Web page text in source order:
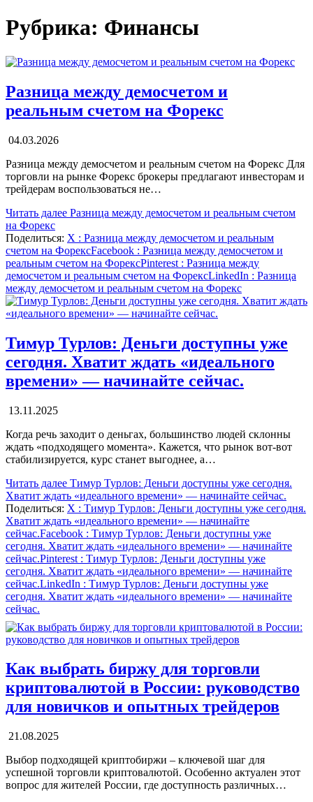
Рубрика: Финансы
Разница между демосчетом и
реальным счетом на Форекс
04.03.2026
Разница между демосчетом и реальным счетом на Форекс Для
торговли на рынке Форекс брокеры предлагают инвесторам и
трейдерам воспользоваться не…
Читать далее Разница между демосчетом и реальным счетом
на Форекс
Поделиться: X : Разница между демосчетом и реальным
счетом на ФорексFacebook : Разница между демосчетом и
реальным счетом на ФорексPinterest : Разница между
демосчетом и реальным счетом на ФорексLinkedIn : Разница
между демосчетом и реальным счетом на Форекс
Тимур Турлов: Деньги доступны уже
сегодня. Хватит ждать «идеального
времени» — начинайте сейчас.
13.11.2025
Когда речь заходит о деньгах, большинство людей склонны
ждать «подходящего момента». Кажется, что рынок вот-вот
стабилизируется, курс станет выгоднее, а…
Читать далее Тимур Турлов: Деньги доступны уже сегодня.
Хватит ждать «идеального времени» — начинайте сейчас.
Поделиться: X : Тимур Турлов: Деньги доступны уже сегодня.
Хватит ждать «идеального времени» — начинайте
сейчас.Facebook : Тимур Турлов: Деньги доступны уже
сегодня. Хватит ждать «идеального времени» — начинайте
сейчас.Pinterest : Тимур Турлов: Деньги доступны уже
сегодня. Хватит ждать «идеального времени» — начинайте
сейчас.LinkedIn : Тимур Турлов: Деньги доступны уже
сегодня. Хватит ждать «идеального времени» — начинайте
сейчас.
Как выбрать биржу для торговли
криптовалютой в России: руководство
для новичков и опытных трейдеров
21.08.2025
Выбор подходящей криптобиржи – ключевой шаг для
успешной торговли криптовалютой. Особенно актуален этот
вопрос для жителей России, где доступность различных…